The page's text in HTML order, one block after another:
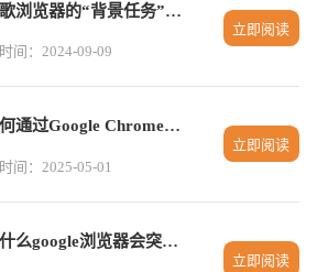
谷歌浏览器的“背景任务”如何设置
时间：2024-09-09
立即阅读
如何通过Google Chrome优化网页的请求与响应时间
时间：2025-05-01
立即阅读
为什么google浏览器会突然崩溃如何避免
立即阅读